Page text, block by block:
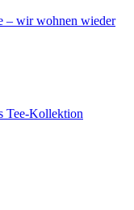
– wir wohnen wieder
Tee-Kollektion